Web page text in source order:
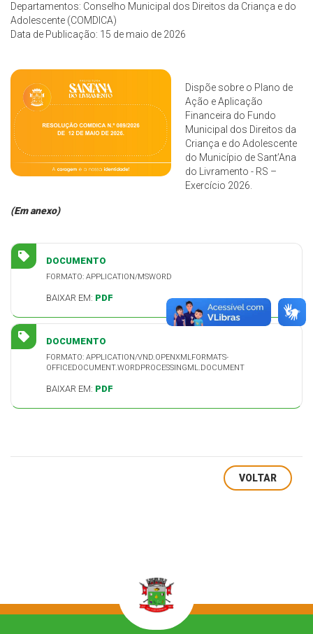
Departamentos: Conselho Municipal dos Direitos da Criança e do
Adolescente (COMDICA)
Data de Publicação: 15 de maio de 2026
Dispõe sobre o Plano de
Ação e Aplicação
Financeira do Fundo
Municipal dos Direitos da
Criança e do Adolescente
do Município de Sant’Ana
do Livramento - RS –
Exercício 2026.
(Em anexo)
DOCUMENTO
FORMATO: APPLICATION/MSWORD
BAIXAR EM: PDF
DOCUMENTO
FORMATO: APPLICATION/VND.OPENXMLFORMATS-
OFFICEDOCUMENT.WORDPROCESSINGML.DOCUMENT
BAIXAR EM: PDF
VOLTAR